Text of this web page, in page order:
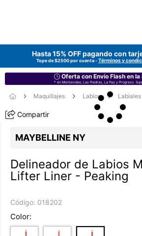
Hasta 15% OFF pagando con
Tope de $2500 por cuenta -Términos y
Oferta con Envío Flash en la
* en Montevideo, Las Piedras, La Paz y Progreso.
Maquillajes Labios Labiales
Compartir
MAYBELLINE NY
Delineador de Labios
Lifter Liner - Peaking
Código: 018202
Color: